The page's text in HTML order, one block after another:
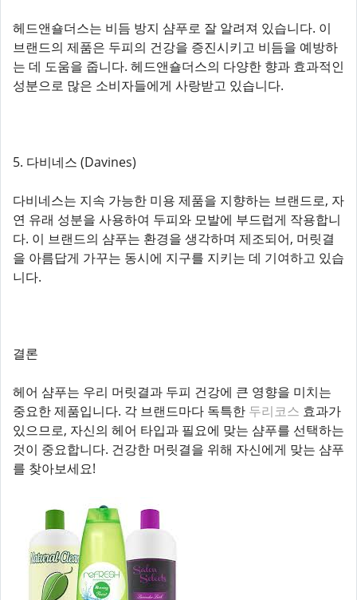
헤드앤숄더스는 비듬 방지 샴푸로 잘 알려져 있습니다. 이
브랜드의 제품은 두피의 건강을 증진시키고 비듬을 예방하
는 데 도움을 줍니다. 헤드앤숄더스의 다양한 향과 효과적인
성분으로 많은 소비자들에게 사랑받고 있습니다.
5. 다비네스 (Davines)
다비네스는 지속 가능한 미용 제품을 지향하는 브랜드로, 자
연 유래 성분을 사용하여 두피와 모발에 부드럽게 작용합니
다. 이 브랜드의 샴푸는 환경을 생각하며 제조되어, 머릿결
을 아름답게 가꾸는 동시에 지구를 지키는 데 기여하고 있습
니다.
결론
헤어 샴푸는 우리 머릿결과 두피 건강에 큰 영향을 미치는
중요한 제품입니다. 각 브랜드마다 독특한 두리코스 효과가
있으므로, 자신의 헤어 타입과 필요에 맞는 샴푸를 선택하는
것이 중요합니다. 건강한 머릿결을 위해 자신에게 맞는 샴푸
를 찾아보세요!